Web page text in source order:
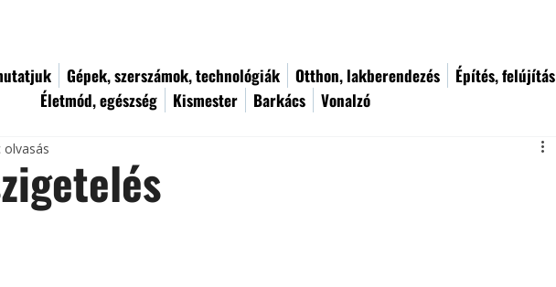
Gépek, szerszámok, technológiák Otthon, lakberendezés Építés, felújítás
Életmód, egészség
Kismester Barkács Vonalzó
olvasás